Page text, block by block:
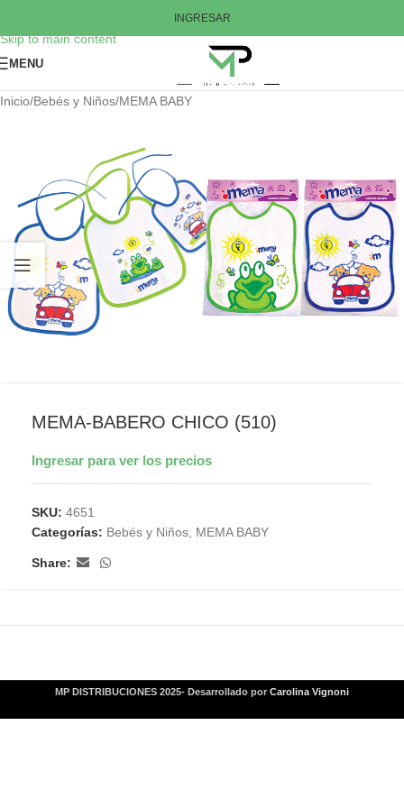
Skip to main content
INGRESAR
MENU
Inicio/Bebés y Niños/MEMA BABY
MEMA-BABERO CHICO (510)
Ingresar para ver los precios
SKU: 4651
Categorías: Bebés y Niños MEMA BABY
Share:
MP DISTRIBUCIONES 2025- Desarrollado por Carolina Vignoni